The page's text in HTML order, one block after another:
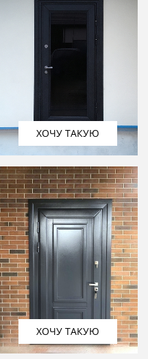
ХОЧУ ТАКУЮ
ХОЧУ ТАКУЮ